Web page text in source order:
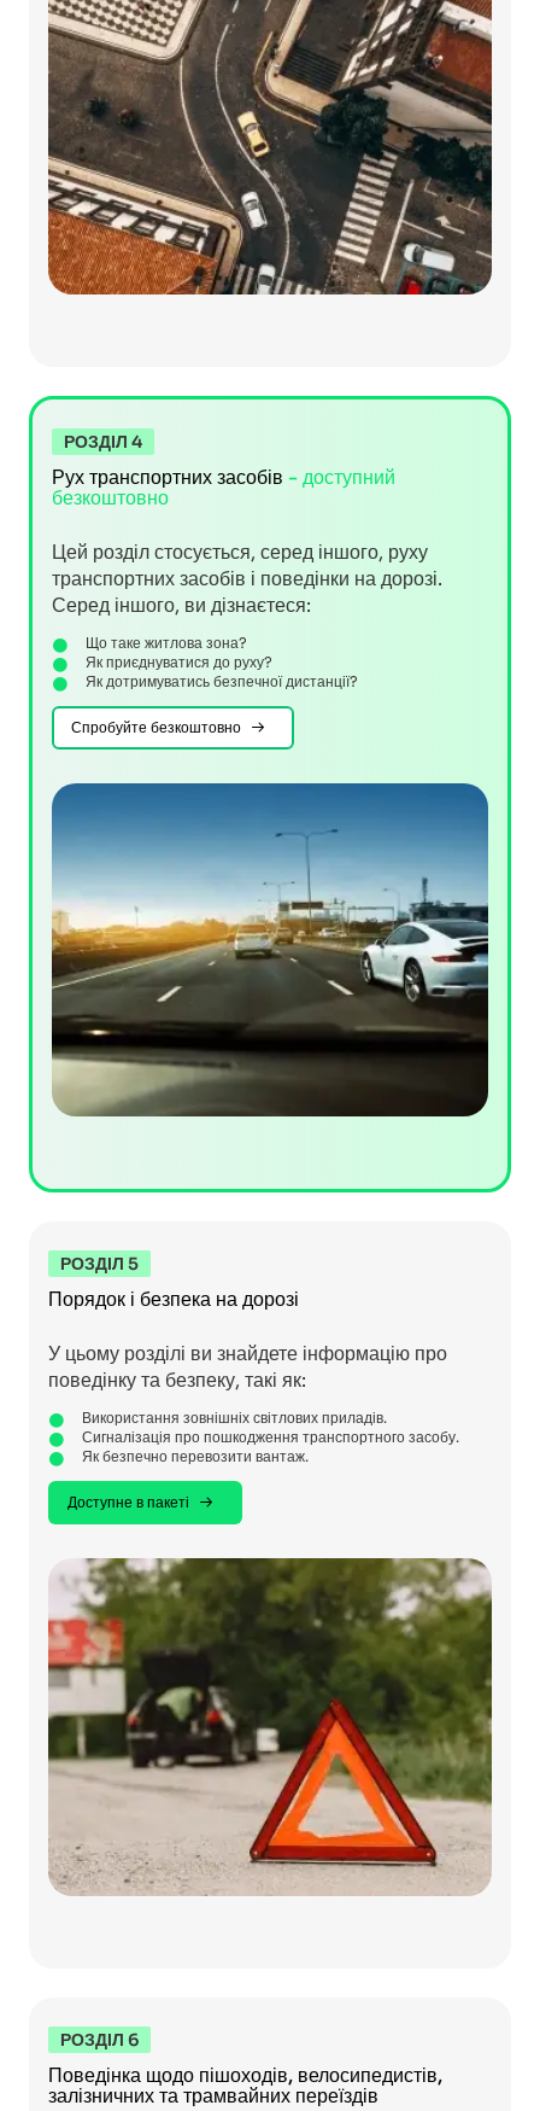
РОЗДІЛ 4
Рух транспортних засобів - доступний
безкоштовно
Цей розділ стосується, серед іншого, руху
транспортних засобів і поведінки на дорозі.
Серед іншого, ви дізнаєтеся:
Що таке житлова зона?
Як приєднуватися до руху?
Як дотримуватись безпечної дистанції?
Спробуйте безкоштовно
РОЗДІЛ 5
Порядок і безпека на дорозі
У цьому розділі ви знайдете інформацію про
поведінку та безпеку, такі як:
Використання зовнішніх світлових приладів.
Сигналізація про пошкодження транспортного засобу.
Як безпечно перевозити вантаж.
Доступне в пакеті
РОЗДІЛ 6
Поведінка щодо пішоходів, велосипедистів,
залізничних та трамвайних переїздів